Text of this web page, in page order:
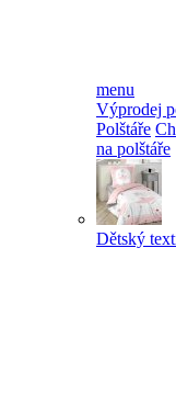
menu
Výprodej
Polštáře
na polštáře
Dětský